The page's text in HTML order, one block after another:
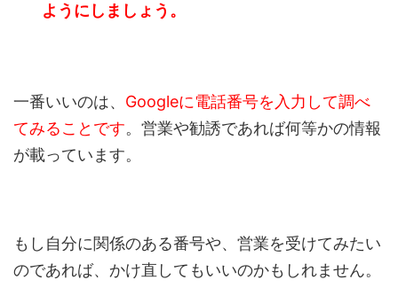
ようにしましょう。
一番いいのは、 Googleに電話番号を入力して調べ
てみることです。営業や勧誘であれば何等かの情報
が載っています。
もし自分に関係のある番号や、営業を受けてみたい
のであれば、かけ直してもいいのかもしれません。